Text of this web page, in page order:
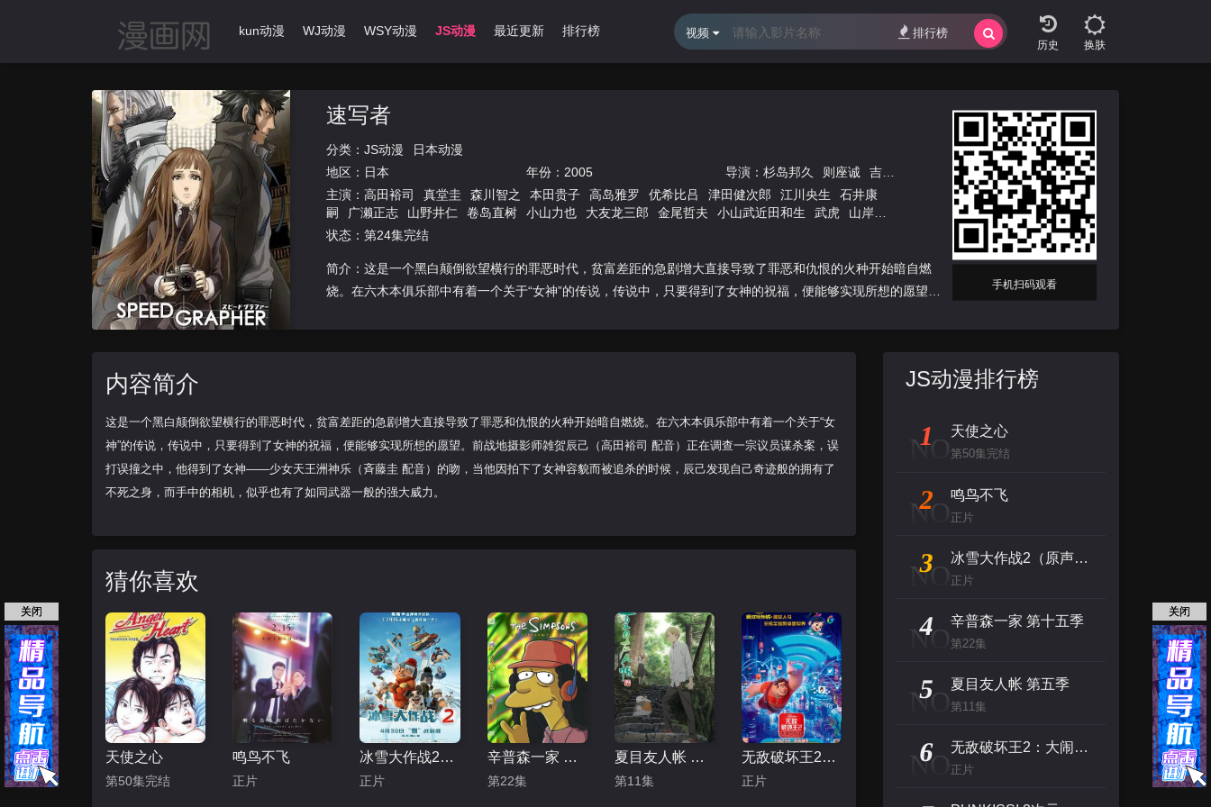
首页 动漫导航 Ikun动漫 WJ动漫 WSY动漫 JS动漫 最近更新 排行榜
换肤
视频 排行榜
速写者
分类： JS动漫
日本动漫
地区： 日本 年份： 2005 导演：杉岛邦久 则座诚 吉田彻 加藤显 信田祐 黑田康弘 藤本次朗
主演： 高田裕司 真堂圭 森川智之 本田贵子 高岛雅罗 优希比吕 津田健次郎 江川央生
石井康
嗣
广濑正志 山野井仁 卷岛直树 小山力也 大友龙三郎 金尾哲夫 小山武近田和生 武虎
山岸功
柳泽荣治
鸟海胜美
状态：第24集完结
简介：这是一个黑白颠倒欲望横行的罪恶时代，贫富差距的急剧增大直接导致了罪恶和仇恨的火种开始暗自燃
烧。在六木本俱乐部中有着一个关于“女神”的传说，传说中，只要得到了女神的祝福，便能够实现所想的愿望。
手机扫码观看
内容简介
这是一个黑白颠倒欲望横行的罪恶时代，贫富差距的急剧增大直接导致了罪恶和仇恨的火种开始暗自燃烧。在六木本俱乐部中有着一个关于“女
神”的传说，传说中，只要得到了女神的祝福，便能够实现所想的愿望。前战地摄影师雑贺辰己（高田裕司 配音）正在调查一宗议员谋杀案，误
打误撞之中，他得到了女神——少女天王洲神乐（斉藤圭 配音）的吻，当他因拍下了女神容貌而被追杀的时候，辰己发现自己奇迹般的拥有了
不死之身，而手中的相机，似乎也有了如同武器一般的强大威力。
猜你喜欢
天使之心
第50集完结
鸣鸟不飞
正片
冰雪大作战2（原声版）
正片
辛普森一家 第十五季
第22集
夏目友人帐 第五季
第11集
无敌破坏王2：大闹互联网
正片
JS动漫排行榜
NO
1 天使之心
第50集完结
NO
2 鸣鸟不飞
正片
NO
3 冰雪大作战2（原声版）
正片
NO
4 辛普森一家 第十五季
第22集
NO
5 夏目友人帐 第五季
第11集
NO
6 无敌破坏王2：大闹互联网
正片
关闭 关闭